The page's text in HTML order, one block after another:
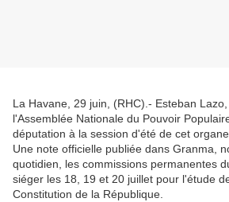
La Havane, 29 juin, (RHC).- Esteban
l'Assemblée Nationale du Pouvoir
députation à la session d'été de cet
Une note officielle publiée dans Granma,
quotidien, les commissions permanentes
siéger les 18, 19 et 20 juillet pour l'étude
Constitution de la République.